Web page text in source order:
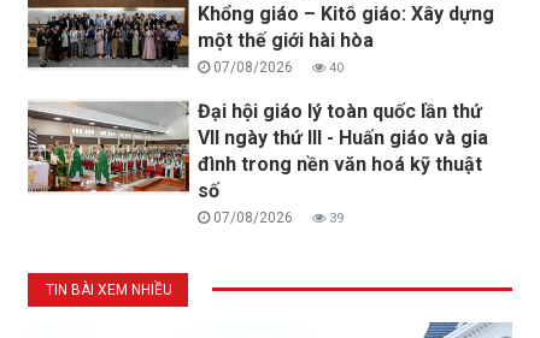
Khổng giáo – Kitô giáo: Xây dựng
một thế giới hài hòa
07/08/2026 40
Đại hội giáo lý toàn quốc lần thứ
VII ngày thứ III - Huấn giáo và gia
đình trong nền văn hoá kỹ thuật
số
07/08/2026 39
TIN BÀI XEM NHIỀU